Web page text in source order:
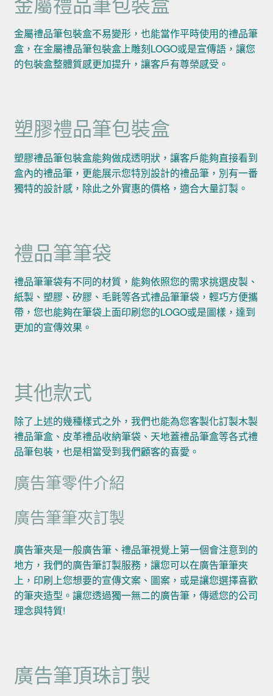
金屬禮品筆包裝盒不易變形，也能當作平時使用的禮品筆
盒，在金屬禮品筆包裝盒上雕刻LOGO或是宣傳語，讓您
的包裝盒整體質感更加提升，讓客戶有尊榮感受。
塑膠禮品筆包裝盒
塑膠禮品筆包裝盒能夠做成透明狀，讓客戶能夠直接看到
盒內的禮品筆，更能展示您特別設計的禮品筆，別有一番
獨特的設計感，除此之外實惠的價格，適合大量訂製。
禮品筆筆袋
禮品筆筆袋有不同的材質，能夠依照您的需求挑選皮製、
紙製、塑膠、矽膠、毛氈等各式禮品筆筆袋，輕巧方便攜
帶，您也能夠在筆袋上面印刷您的LOGO或是圖樣，達到
更加的宣傳效果。
其他款式
除了上述的幾種樣式之外，我們也能為您客製化訂製木製
禮品筆盒、皮革禮品收納筆袋、天地蓋禮品筆盒等各式禮
品筆包裝，也是相當受到我們顧客的喜愛。
廣告筆零件介紹
廣告筆筆夾訂製
廣告筆夾是一般廣告筆、禮品筆視覺上第一個會注意到的
地方，我們的廣告筆訂製服務，讓您可以在廣告筆筆夾
上，印刷上您想要的宣傳文案、圖案，或是讓您選擇喜歡
的筆夾造型。讓您透過獨一無二的廣告筆，傳遞您的公司
理念與特質!
廣告筆頂珠訂製